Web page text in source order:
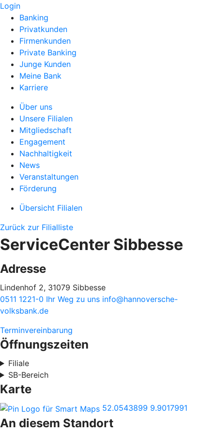
Login
Banking
Privatkunden
Firmenkunden
Private Banking
Junge Kunden
Meine Bank
Karriere
Über uns
Unsere Filialen
Mitgliedschaft
Engagement
Nachhaltigkeit
News
Veranstaltungen
Förderung
Übersicht Filialen
Zurück zur Filialliste
ServiceCenter Sibbesse
Adresse
Lindenhof 2, 31079 Sibbesse
0511 1221-0 Ihr Weg zu uns info@hannoversche-
volksbank.de
Terminvereinbarung
Öffnungszeiten
Filiale
SB-Bereich
Karte
52.0543899 9.9017991
An diesem Standort